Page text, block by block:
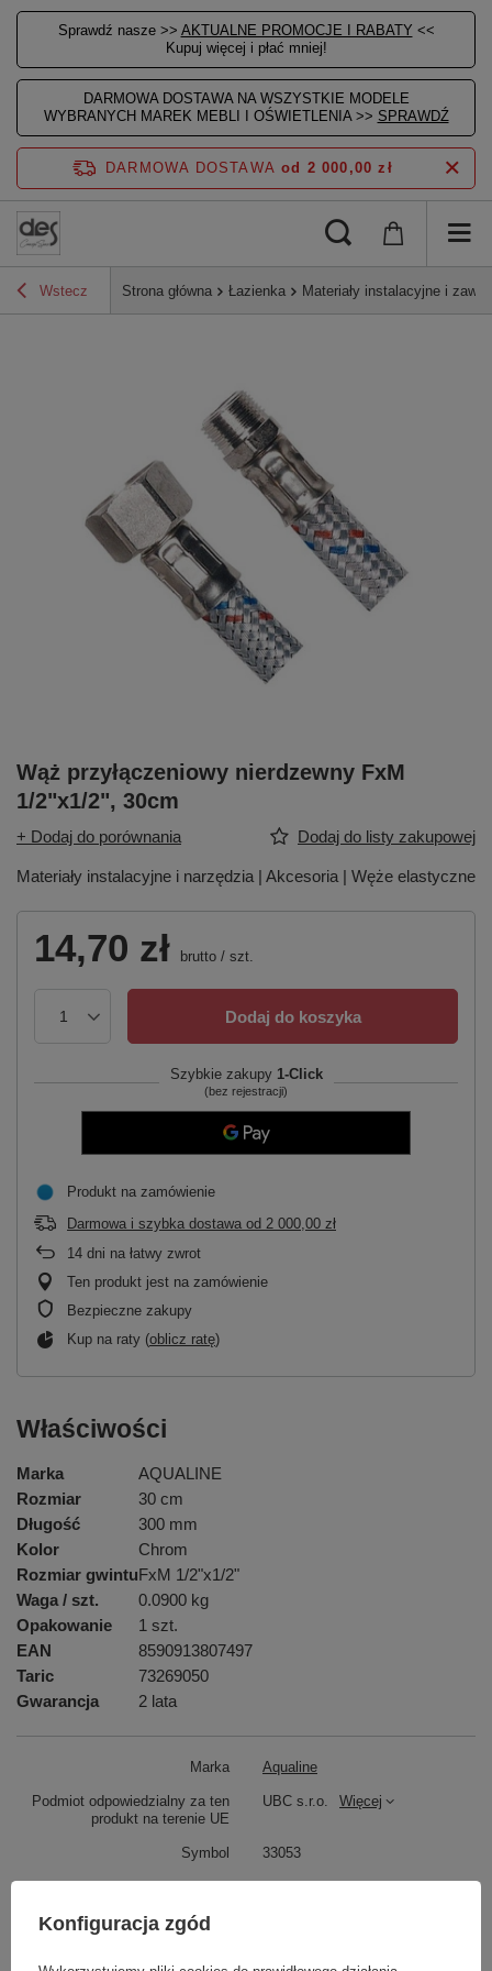
Sprawdź nasze >> AKTUALNE PROMOCJE I RABATY <<
Kupuj więcej i płać mniej!
DARMOWA DOSTAWA NA WSZYSTKIE MODELE
WYBRANYCH MAREK MEBLI I OŚWIETLENIA >> SPRAWDŹ
DARMOWA DOSTAWA od 2 000,00 zł
Wstecz Strona główna Łazienka Materiały instalacyjne i
Wąż przyłączeniowy nierdzewny FxM
1/2"x1/2", 30cm
+ Dodaj do porównania Dodaj do listy zakupowej
Materiały instalacyjne i narzędzia | Akcesoria | Węże elastyczne
14,70 zł brutto / szt.
Dodaj do koszyka
Szybkie zakupy 1-Click
(bez rejestracji)
Produkt na zamówienie
Darmowa i szybka dostawa od 2 000,00 zł
14 dni na łatwy zwrot
Ten produkt jest na zamówienie
Bezpieczne zakupy
Kup na raty (oblicz ratę)
Właściwości
Marka
AQUALINE
Rozmiar
30 cm
Długość
300 mm
Kolor
Chrom
Rozmiar gwintuFxM 1/2"x1/2"
Waga / szt.
0.0900 kg
Opakowanie
1 szt.
EAN
8590913807497
Taric
73269050
Gwarancja
2 lata
Marka Aqualine
Podmiot odpowiedzialny za ten
produkt na terenie UE
UBC s.r.o. Więcej
Symbol 33053
produkcji (dni):
Konfiguracja zgód